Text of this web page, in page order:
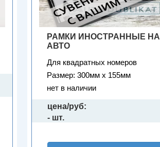
РАМКИ ИНОСТРАННЫЕ НА
АВТО
Для квадратных номеров
Размер: 300мм х 155мм
нет в наличии
цена/руб:
- шт.